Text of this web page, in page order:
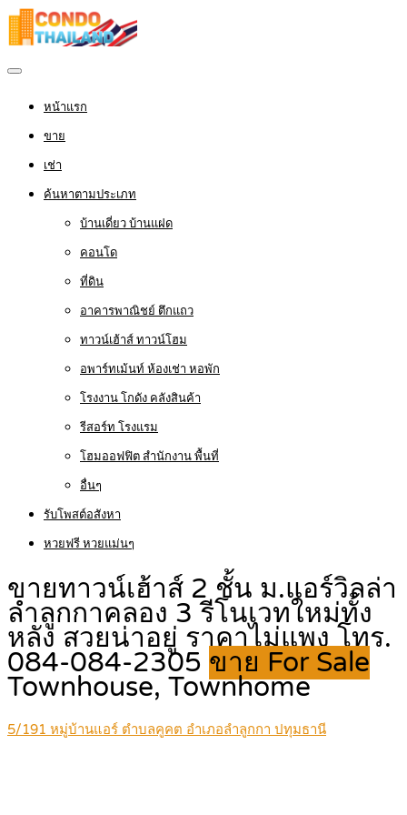
หน้าแรก
ขาย
เช่า
ค้นหาตามประเภท
บ้านเดี่ยว บ้านแฝด
คอนโด
ที่ดิน
อาคารพาณิชย์ ตึกแถว
ทาวน์เฮ้าส์ ทาวน์โฮม
อพาร์ทเม้นท์ ห้องเช่า หอพัก
โรงงาน โกดัง คลังสินค้า
รีสอร์ท โรงแรม
โฮมออฟฟิต สำนักงาน พื้นที่
อื่นๆ
รับโพสต์อสังหา
หวยฟรี หวยแม่นๆ
ขายทาวน์เฮ้าส์ 2 ชั้น ม.แอร์วิลล่า
ลำลูกกาคลอง 3 รีโนเวทใหม่ทั้ง
หลัง สวยน่าอยู่ ราคาไม่แพง โทร.
084-084-2305 ขาย For Sale
Townhouse, Townhome
5/191 หมู่บ้านแอร์ ตำบลคูคต อำเภอลำลูกกา ปทุมธานี